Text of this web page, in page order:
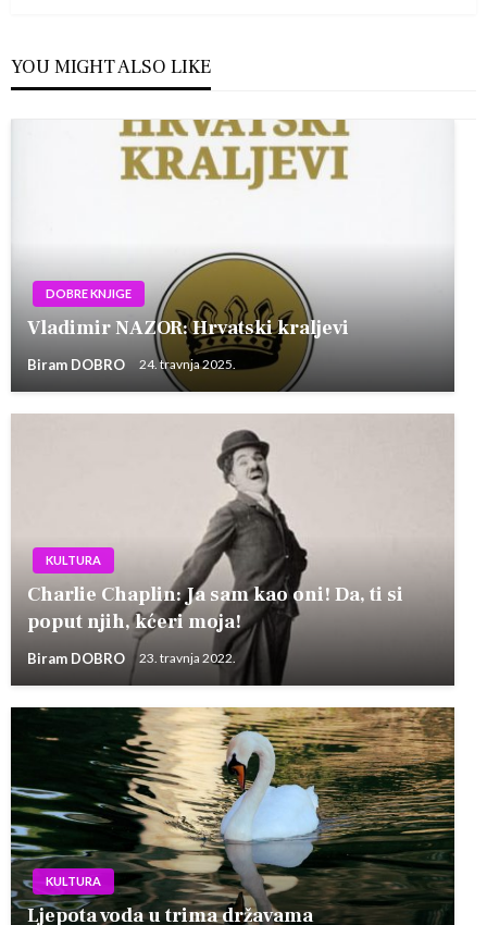
YOU MIGHT ALSO LIKE
DOBRE KNJIGE
Vladimir NAZOR: Hrvatski kraljevi
Biram DOBRO 24. travnja 2025.
KULTURA
Charlie Chaplin: Ja sam kao oni! Da, ti si
poput njih, kćeri moja!
Biram DOBRO 23. travnja 2022.
KULTURA
Ljepota voda u trima državama